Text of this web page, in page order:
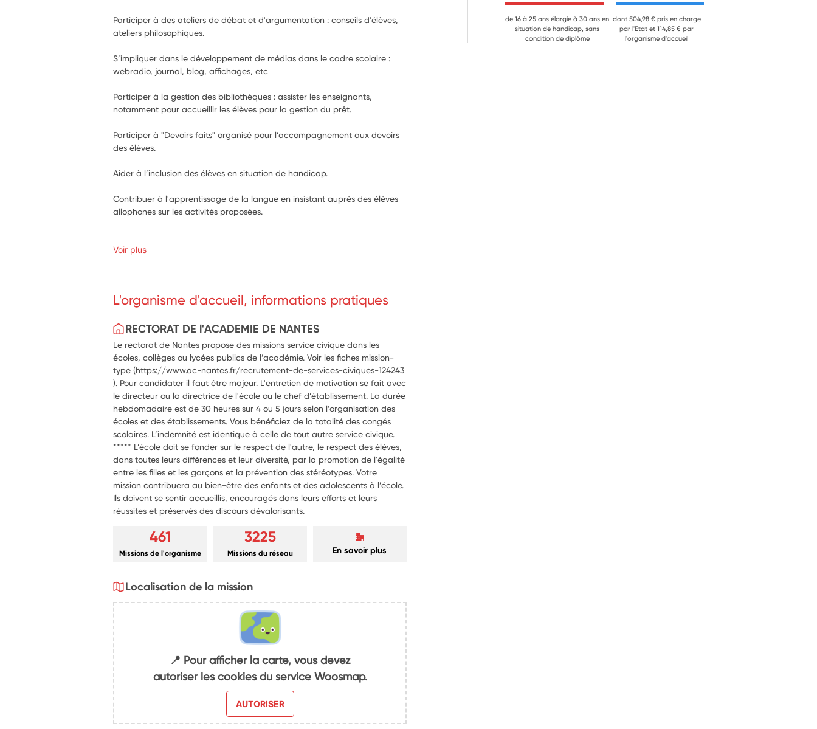
Participer à des ateliers de débat et d'argumentation : conseils d'élèves,
ateliers philosophiques.
S’impliquer dans le développement de médias dans le cadre scolaire :
webradio, journal, blog, affichages, etc
Participer à la gestion des bibliothèques : assister les enseignants,
notamment pour accueillir les élèves pour la gestion du prêt.
Participer à "Devoirs faits" organisé pour l’accompagnement aux devoirs
des élèves.
Aider à l’inclusion des élèves en situation de handicap.
Contribuer à l'apprentissage de la langue en insistant auprès des élèves
allophones sur les activités proposées.
Voir plus
L'organisme d'accueil, informations pratiques
RECTORAT DE l'ACADEMIE DE NANTES
Le rectorat de Nantes propose des missions service civique dans les
écoles, collèges ou lycées publics de l’académie. Voir les fiches mission-
type (https://www.ac-nantes.fr/recrutement-de-services-civiques-124243
). Pour candidater il faut être majeur. L'entretien de motivation se fait avec
le directeur ou la directrice de l'école ou le chef d’établissement. La durée
hebdomadaire est de 30 heures sur 4 ou 5 jours selon l’organisation des
écoles et des établissements. Vous bénéficiez de la totalité des congés
scolaires. L’indemnité est identique à celle de tout autre service civique.
***** L’école doit se fonder sur le respect de l'autre, le respect des élèves,
dans toutes leurs différences et leur diversité, par la promotion de l'égalité
entre les filles et les garçons et la prévention des stéréotypes. Votre
mission contribuera au bien-être des enfants et des adolescents à l’école.
Ils doivent se sentir accueillis, encouragés dans leurs efforts et leurs
réussites et préservés des discours dévalorisants.
461
Missions de l'organisme
3225
Missions du réseau En savoir plus
Localisation de la mission
📍 Pour afficher la carte, vous devez
autoriser les cookies du service Woosmap.
AUTORISER
de 16 à 25 ans élargie à 30 ans en
situation de handicap, sans
condition de diplôme
dont 504,98 € pris en charge
par l'Etat et 114,85 € par
l'organisme d'accueil